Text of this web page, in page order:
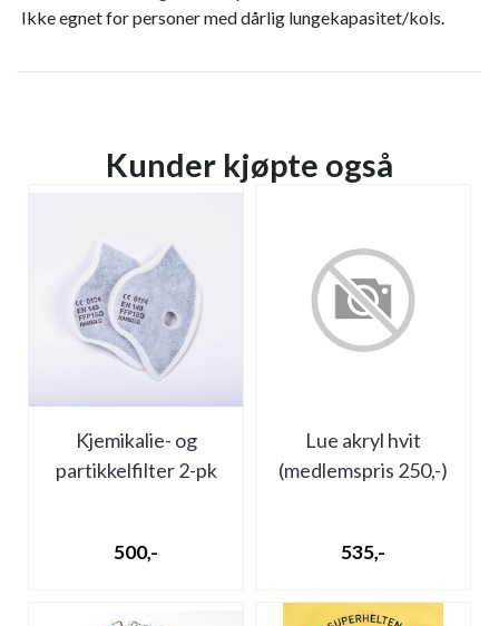
Ikke egnet for personer med dårlig lungekapasitet/kols.
Kunder kjøpte også
Kjemikalie- og
partikkelfilter 2-pk
500,-
Lue akryl hvit
(medlemspris 250,-)
535,-